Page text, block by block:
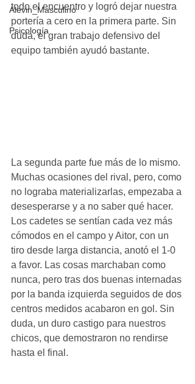
Alevin_Masculino
Psicología
todo el encuentro y logró dejar nuestra
portería a cero en la primera parte. Sin
duda, el gran trabajo defensivo del
equipo también ayudó bastante.
La segunda parte fue más de lo mismo.
Muchas ocasiones del rival, pero, como
no lograba materializarlas, empezaba a
desesperarse y a no saber qué hacer.
Los cadetes se sentían cada vez más
cómodos en el campo y Aitor, con un
tiro desde larga distancia, anotó el 1-0
a favor. Las cosas marchaban como
nunca, pero tras dos buenas internadas
por la banda izquierda seguidos de dos
centros medidos acabaron en gol. Sin
duda, un duro castigo para nuestros
chicos, que demostraron no rendirse
hasta el final.